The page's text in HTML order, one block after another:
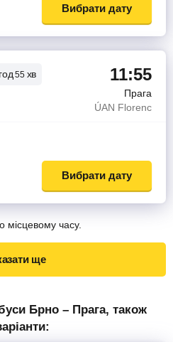
Вибрати дату
год55 хв 11:55
Прага
ÚAN Florenc
Вибрати дату
місцевому часу.
ще